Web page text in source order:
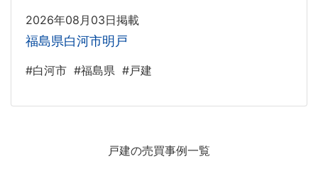
2026年08月03日掲載
福島県白河市明戸
#白河市 #福島県 #戸建
戸建の売買事例一覧